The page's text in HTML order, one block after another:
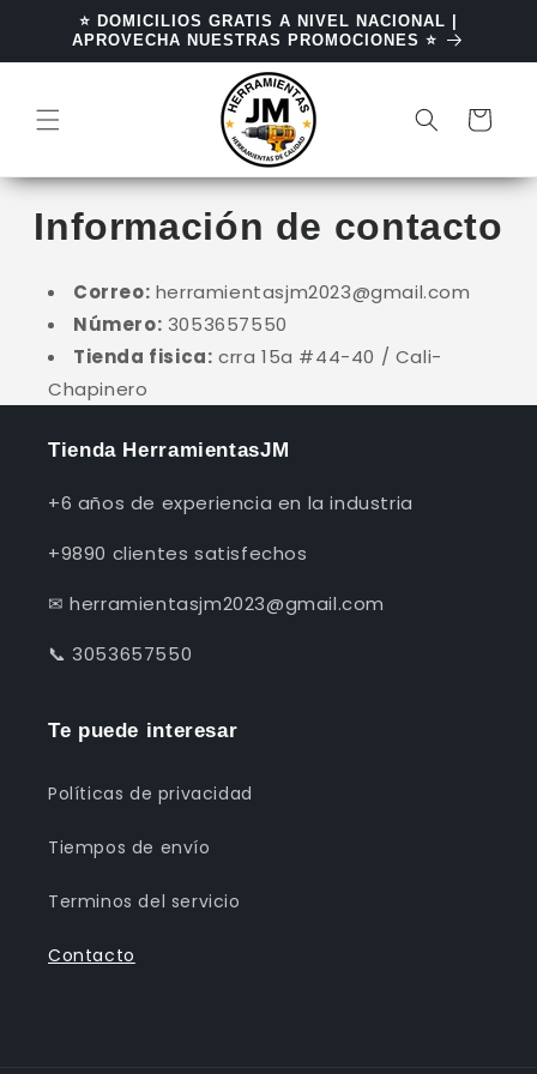
directamente
al contenido
⭐ DOMICILIOS GRATIS A NIVEL NACIONAL |
APROVECHA NUESTRAS PROMOCIONES ⭐
Carrito
Información de contacto
Correo: herramientasjm2023@gmail.com
Número: 3053657550
Tienda fisica: crra 15a #44-40 / Cali-
Chapinero
Tienda HerramientasJM
+6 años de experiencia en la industria
+9890 clientes satisfechos
✉ herramientasjm2023@gmail.com
📞 3053657550
Te puede interesar
Políticas de privacidad
Tiempos de envío
Terminos del servicio
Contacto